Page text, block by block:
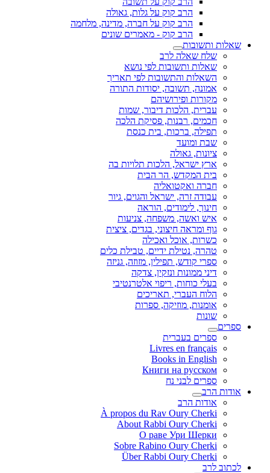
הרב קוק על גלות, גאולה
הרב קוק על חברה, מדינה, מלחמה
הרב קוק - מאמרים שונים
שאלות ותשובות
שלח שאלה לרב
שאלות ותשובות לפי נושא
השאלות והתשובות לפי תאריך
אמונה, תשובה, יסודות התורה
מקורות ופירושיהם
עברית, הלכות דיבור, שמות
חכמים, רבנות, פסיקת הלכה
תפילה, ברכות, בית כנסת
שבת ומועד
ציונות, גאולה
ארץ ישראל, הלכות תלויות בה
בית המקדש, הר הבית
חברה ואקטואליה
עבודה זרה, ישראל והגוים, גיור
חינוך, לימודים, הוראה
איש ואשה, משפחה, צניעות
גוף ומראה חיצוני, בגדים, ציצית
כשרות, אוכל ואכילה
טהרה, נטילת ידיים, טבילת כלים
ספרי קודש, תפילין, מזוזה, גניזה
דיני ממונות ונזקין, צדקה
בעלי כוחות, ריפוי אלטרנטיבי
הלוח העברי, תאריכים
אומנות, מוזיקה, ספרות
שונות
ספרים
ספרים בעברית
Livres en français
Books in English
Книги на русском
ספרים לבני נח
אודות הרב
אודות הרב
À propos du Rav Oury Cherki
About Rabbi Oury Cherki
О раве Ури Шерки
Sobre Rabino Oury Cherki
Über Rabbi Oury Cherki
לכתוב לרב